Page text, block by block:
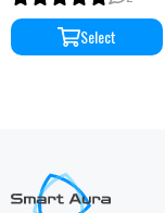
Select